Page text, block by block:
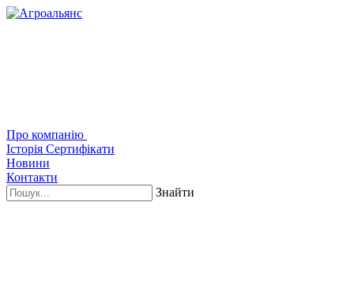
Про компанію
Історія Сертифікати
Новини
Контакти
Знайти